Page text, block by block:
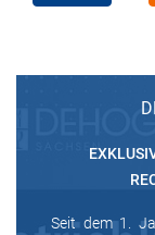
Seit dem 1.